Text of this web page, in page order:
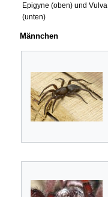
Epigyne (oben) und Vulva
(unten)
Männchen